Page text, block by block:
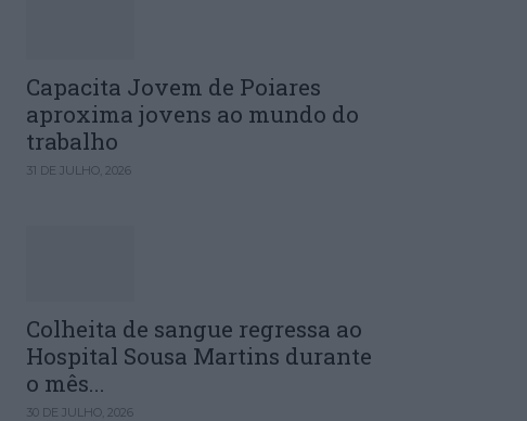
Capacita Jovem de Poiares
aproxima jovens ao mundo do
trabalho
31 DE JULHO, 2026
Colheita de sangue regressa ao
Hospital Sousa Martins durante
o mês...
30 DE JULHO, 2026